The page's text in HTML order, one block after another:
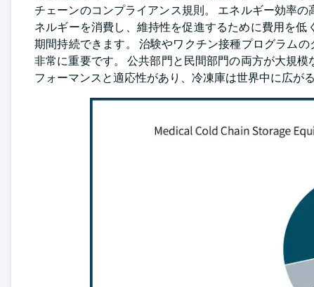
チェーンのコンプライアンス規則。 エネルギー効率
ネルギーを消費し、維持性を促進するために費用を
期間持続できます。 治験やワクチン接種プログラム
非常に重要です。 公共部門と民間部門の両方が大規
フォーマンスと適応性があり、冷凍庫は世界中に広が